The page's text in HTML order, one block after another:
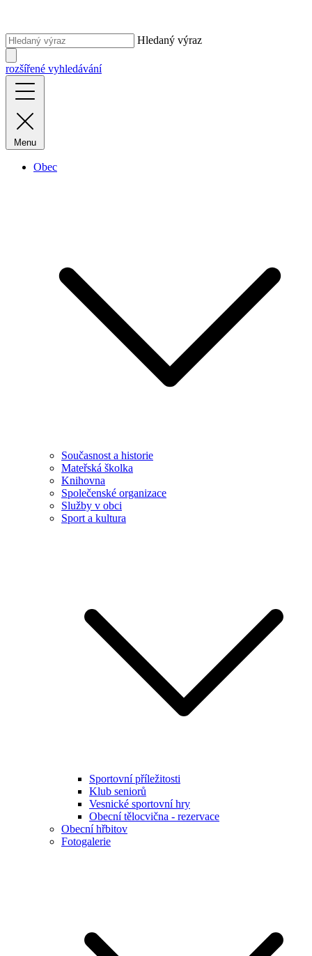
Hledaný výraz
rozšířené vyhledávání
Menu
Obec
Současnost a historie
Mateřská školka
Knihovna
Společenské organizace
Služby v obci
Sport a kultura
Sportovní příležitosti
Klub seniorů
Vesnické sportovní hry
Obecní tělocvična - rezervace
Obecní hřbitov
Fotogalerie